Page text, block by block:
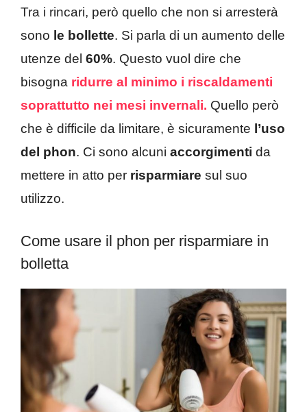
Tra i rincari, però quello che non si arresterà
sono le bollette. Si parla di un aumento delle
utenze del 60%. Questo vuol dire che
bisogna ridurre al minimo i riscaldamenti
soprattutto nei mesi invernali. Quello però
che è difficile da limitare, è sicuramente l’uso
del phon. Ci sono alcuni accorgimenti da
mettere in atto per risparmiare sul suo
utilizzo.
Come usare il phon per risparmiare in
bolletta